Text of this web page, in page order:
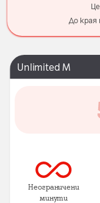
До края
Unlimited M
Неограничени
минути